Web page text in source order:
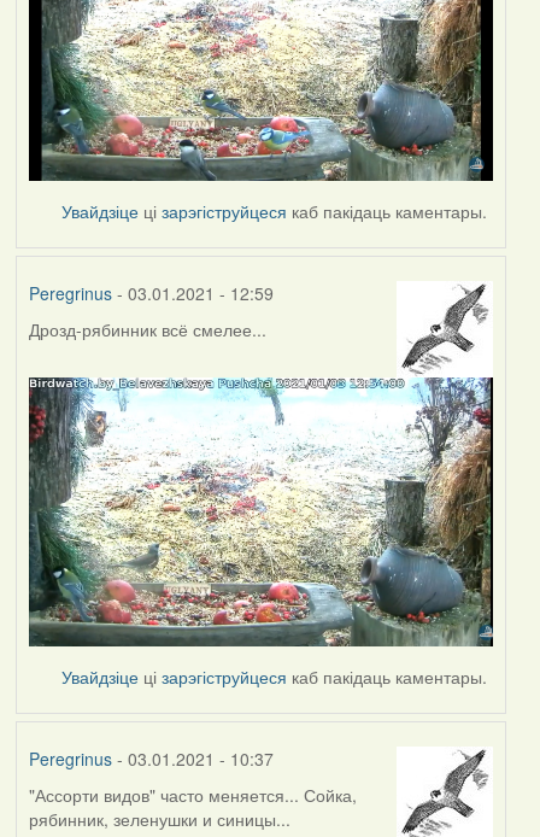
Увайдзіце цізарэгіструйцеся каб пакідаць каментары.
Peregrinus- 03.01.2021 - 12:59
Дрозд-рябинник всё смелее...
Увайдзіце цізарэгіструйцеся каб пакідаць каментары.
Peregrinus- 03.01.2021 - 10:37
"Ассорти видов" часто меняется... Сойка,
рябинник, зеленушки и синицы...